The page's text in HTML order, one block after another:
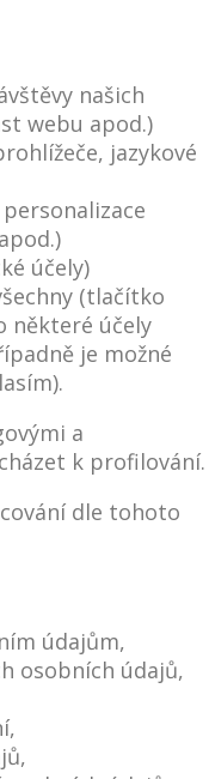
našich
webu apod.)
jazykové
účely)
(tlačítko
některé účely
je možné
a
k profilování.
dle tohoto
údajům,
osobních údajů,